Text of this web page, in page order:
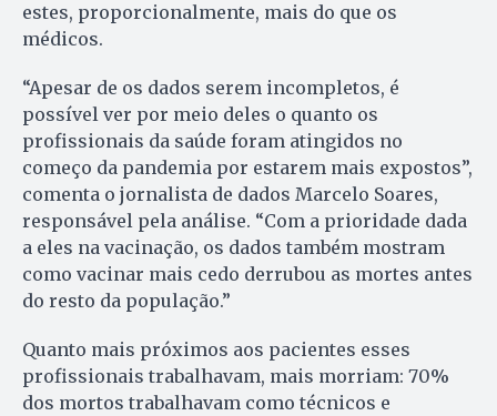
estes, proporcionalmente, mais do que os
médicos.
“Apesar de os dados serem incompletos, é
possível ver por meio deles o quanto os
profissionais da saúde foram atingidos no
começo da pandemia por estarem mais expostos”,
comenta o jornalista de dados Marcelo Soares,
responsável pela análise. “Com a prioridade dada
a eles na vacinação, os dados também mostram
como vacinar mais cedo derrubou as mortes antes
do resto da população.”
Quanto mais próximos aos pacientes esses
profissionais trabalhavam, mais morriam: 70%
dos mortos trabalhavam como técnicos e